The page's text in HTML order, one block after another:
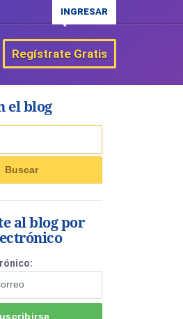
INGRESAR
Regístrate Gratis
el blog
al blog por